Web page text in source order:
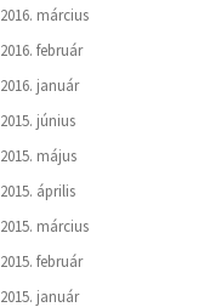
2016. március
2016. február
2016. január
2015. június
2015. május
2015. április
2015. március
2015. február
2015. január